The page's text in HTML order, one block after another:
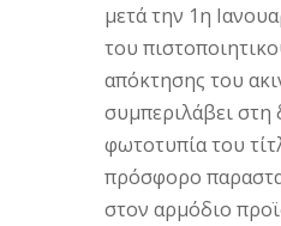
μετά την 1η
του
απόκτησης του
συμπεριλάβει
φωτοτυπία του
πρόσφορο
στον αρμόδιο